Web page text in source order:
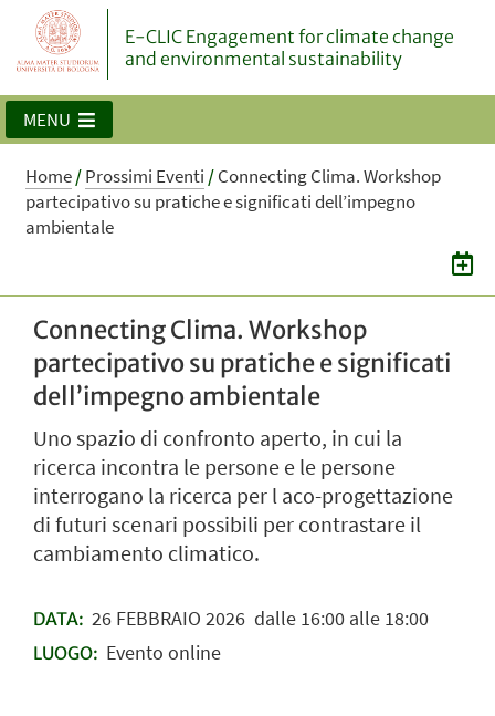
E-CLIC Engagement for climate change
and environmental sustainability
MENU
Home/Prossimi Eventi /Connecting Clima. Workshop
partecipativo su pratiche e significati dell’impegno
ambientale
Connecting Clima. Workshop
partecipativo su pratiche e significati
dell’impegno ambientale
Uno spazio di confronto aperto, in cui la
ricerca incontra le persone e le persone
interrogano la ricerca per l aco-progettazione
di futuri scenari possibili per contrastare il
cambiamento climatico.
DATA: 26FEBBRAIO 2026dalle 16:00 alle 18:00
LUOGO: Evento online